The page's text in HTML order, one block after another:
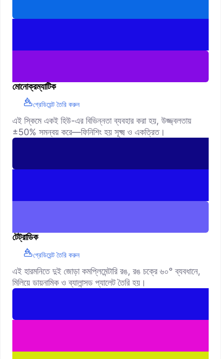
মোনোক্রম্যাটিক
গ্রেডিয়েন্ট তৈরি করুন
এই স্কিমে একই হিউ-এর বিভিন্নতা ব্যবহার করা হয়, উজ্জ্বলতায়
±50% সমন্বয় করে—ফিনিশিং হয় সূক্ষ্ম ও একত্রিত।
টেট্রাডিক
গ্রেডিয়েন্ট তৈরি করুন
এই হারমনিতে দুই জোড়া কমপ্লিমেন্টারি রঙ, রঙ চক্রে ৬০° ব্যবধানে,
মিলিয়ে ডায়নামিক ও ব্যালান্সড প্যালেট তৈরি হয়।